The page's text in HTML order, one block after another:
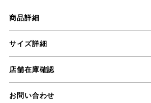
商品詳細
サイズ詳細
店舗在庫確認
お問い合わせ